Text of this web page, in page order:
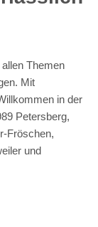
Themen
Mit
in der
Petersberg,
Fröschen,
und